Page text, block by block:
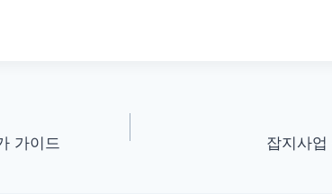
가이드 잡지사